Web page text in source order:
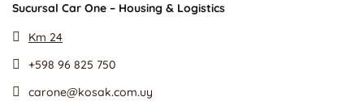
Sucursal Car One – Housing & Logistics
Km 24
+598 96 825 750
carone@kosak.com.uy